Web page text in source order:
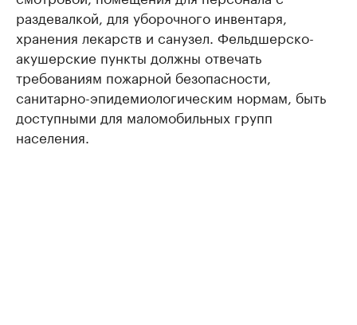
раздевалкой, для уборочного инвентаря,
хранения лекарств и санузел. Фельдшерско-
акушерские пункты должны отвечать
требованиям пожарной безопасности,
санитарно-эпидемиологическим нормам, быть
доступными для маломобильных групп
населения.